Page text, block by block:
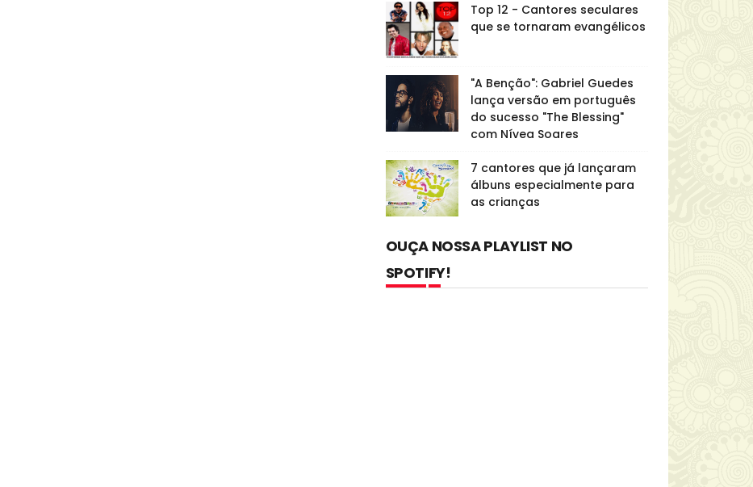
Top 12 - Cantores seculares
que se tornaram evangélicos
"A Benção": Gabriel Guedes
lança versão em português
do sucesso "The Blessing"
com Nívea Soares
7 cantores que já lançaram
álbuns especialmente para
as crianças
OUÇA NOSSA PLAYLIST NO
SPOTIFY!